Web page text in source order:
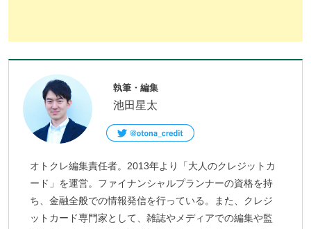
執筆・編集
池田星太
オトクレ編集責任者。2013年より「大人のクレジットカ
ード」を運営。ファイナンシャルプランナーの資格を持
ち、金融全般での情報発信を行っている。また、クレジ
ットカード専門家として、雑誌やメディアでの編集や監